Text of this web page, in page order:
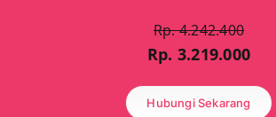
Rp. 4.242.400
Rp. 3.219.000
Hubungi Sekarang